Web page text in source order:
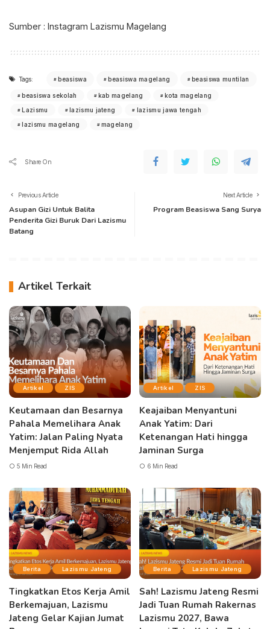
Sumber : Instagram Lazismu Magelang
Tags: beasiswa beasiswa magelang beasiswa muntilan
beasiswa sekolah kab magelang
kota magelang
Lazismu
lazismu jateng
lazismu jawa tengah
lazismu magelang
magelang
Share On
Previous Article
Asupan Gizi Untuk Balita
Penderita Gizi Buruk Dari Lazismu
Batang
Next Article
Program Beasiswa Sang Surya
Artikel Terkait
Artikel ZIS
Keutamaan dan Besarnya
Pahala Memelihara Anak
Yatim: Jalan Paling Nyata
Menjemput Rida Allah
5 Min Read
Artikel ZIS
Keajaiban Menyantuni
Anak Yatim: Dari
Ketenangan Hati hingga
Jaminan Surga
6 Min Read
Berita Lazismu Jateng
Tingkatkan Etos Kerja Amil
Berkemajuan, Lazismu
Jateng Gelar Kajian Jumat
Berita Lazismu Jateng
Sah! Lazismu Jateng Resmi
Jadi Tuan Rumah Rakernas
Lazismu 2027, Bawa